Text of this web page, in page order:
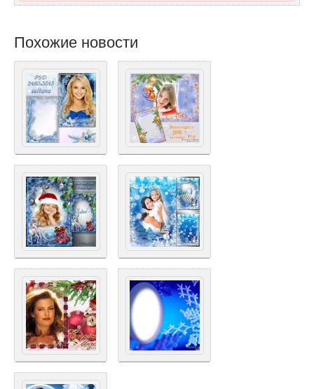
Похожие новости